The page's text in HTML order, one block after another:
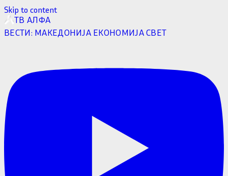
Skip to content
ТВ АЛФА
ВЕСТИ: МАКЕДОНИЈА ЕКОНОМИЈАСВЕТ